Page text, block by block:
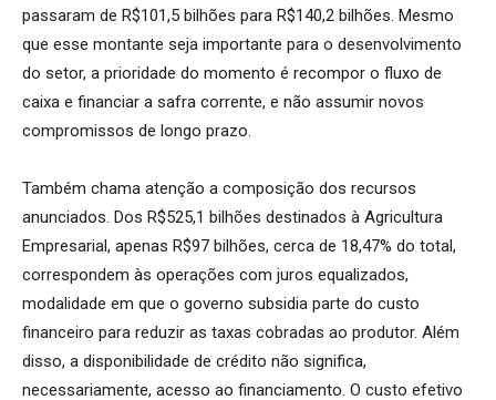
passaram de R$101,5 bilhões para R$140,2 bilhões. Mesmo
que esse montante seja importante para o desenvolvimento
do setor, a prioridade do momento é recompor o fluxo de
caixa e financiar a safra corrente, e não assumir novos
compromissos de longo prazo.
Também chama atenção a composição dos recursos
anunciados. Dos R$525,1 bilhões destinados à Agricultura
Empresarial, apenas R$97 bilhões, cerca de 18,47% do total,
correspondem às operações com juros equalizados,
modalidade em que o governo subsidia parte do custo
financeiro para reduzir as taxas cobradas ao produtor. Além
disso, a disponibilidade de crédito não significa,
necessariamente, acesso ao financiamento. O custo efetivo